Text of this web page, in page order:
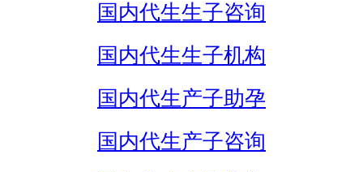
国内代生生子咨询
国内代生生子机构
国内代生产子助孕
国内代生产子咨询